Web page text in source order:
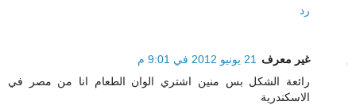
رد
غير معرف 21 يونيو 2012 في 9:01 م
رائعة الشكل بس منين اشتري الوان الطعام انا من مصر في
الاسكندرية